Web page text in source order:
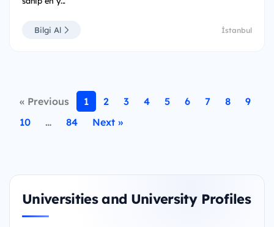
Bilgi Al İstanbul
« Previous 1 2 3 4 5 6 7 8
9
10
… 84 Next »
Universities and University Profiles